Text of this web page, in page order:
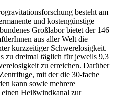
besteht am
und kostengünstige
Großlabor bietet der 146
aus aller Welt die
kurzzeitiger Schwerelosigkeit.
zu dreimal täglich für jeweils 9,3
zu erreichen. Darüber
mit der die 30-fache
kann sowie mehrere
einen Heißwindkanal zur